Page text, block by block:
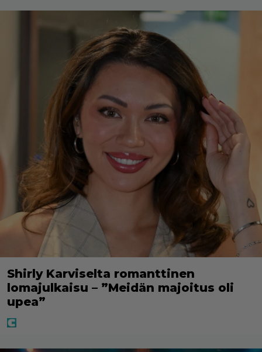
Shirly Karviselta romanttinen
lomajulkaisu – ”Meidän majoitus oli
upea”